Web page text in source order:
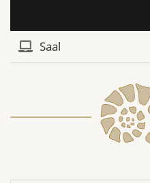
Saal